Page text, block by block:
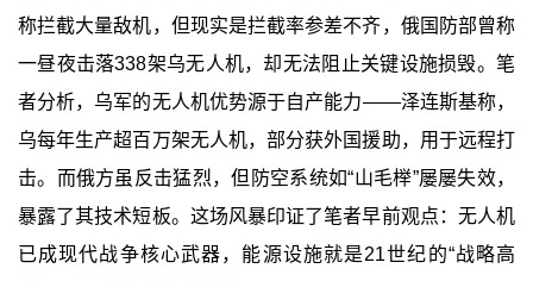
称拦截大量敌机，但现实是拦截率参差不齐，俄国防部曾称
一昼夜击落338架乌无人机，却无法阻止关键设施损毁。笔
者分析，乌军的无人机优势源于自产能力——泽连斯基称，
乌每年生产超百万架无人机，部分获外国援助，用于远程打
击。而俄方虽反击猛烈，但防空系统如“山毛榉”屡屡失效，
暴露了其技术短板。这场风暴印证了笔者早前观点：无人机
已成现代战争核心武器，能源设施就是21世纪的“战略高